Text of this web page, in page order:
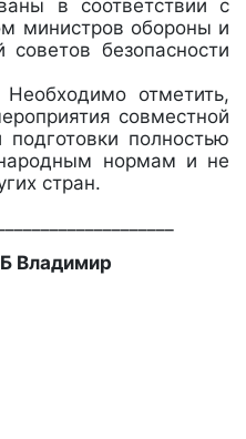
в соответствии с
министров обороны и
советов безопасности
отметить,
совместной
полностью
нормам и не
стран.
Владимир